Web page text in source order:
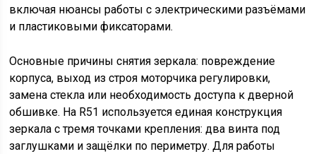
включая нюансы работы с электрическими разъёмами
и пластиковыми фиксаторами.
Основные причины снятия зеркала: повреждение
корпуса, выход из строя моторчика регулировки,
замена стекла или необходимость доступа к дверной
обшивке. На R51 используется единая конструкция
зеркала с тремя точками крепления: два винта под
заглушками и защёлки по периметру. Для работы